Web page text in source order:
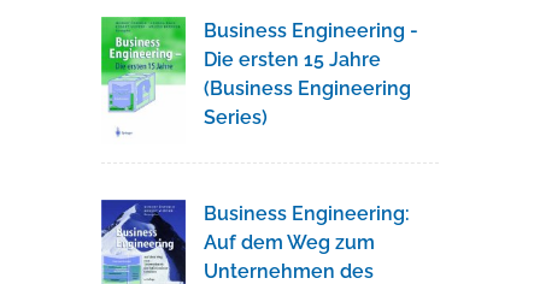
Business Engineering -
Die ersten 15 Jahre
(Business Engineering
Series)
Business Engineering:
Auf dem Weg zum
Unternehmen des